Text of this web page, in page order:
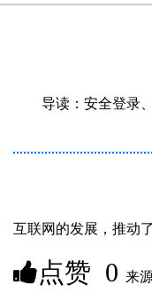
导读：安全登录
互联网的发展，推动
点赞 0 来